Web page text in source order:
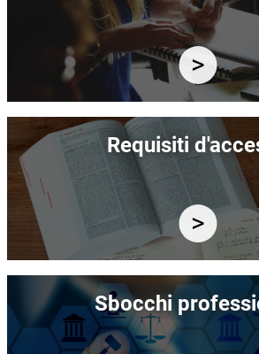
Immagine
Requisiti
Immagine
Sbocchi